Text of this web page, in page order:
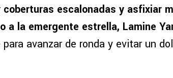
escalonadas y asfixiar
a la emergente estrella, Lamine
avanzar de ronda y evitar un